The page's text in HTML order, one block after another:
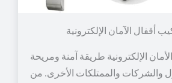
الإلكترونية طريقة آمنة ومريحة
والشركات والممتلكات الأخرى. من